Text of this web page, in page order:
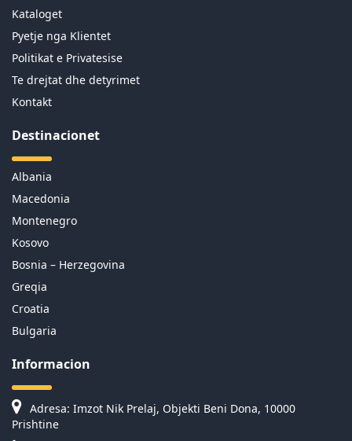
Kataloget
Pyetje nga Klientet
Politikat e Privatesise
Te drejtat dhe detyrimet
Kontakt
Destinacionet
Albania
Macedonia
Montenegro
Kosovo
Bosnia – Herzegovina
Greqia
Croatia
Bulgaria
Informacion
Adresa: Imzot Nik Prelaj, Objekti Beni Dona, 10000
Prishtine